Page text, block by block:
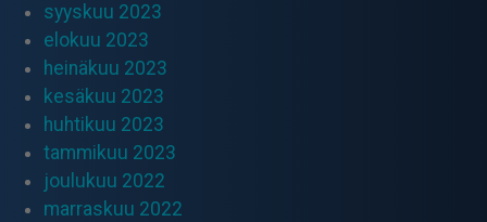
syyskuu 2023
elokuu 2023
heinäkuu 2023
kesäkuu 2023
huhtikuu 2023
tammikuu 2023
joulukuu 2022
marraskuu 2022